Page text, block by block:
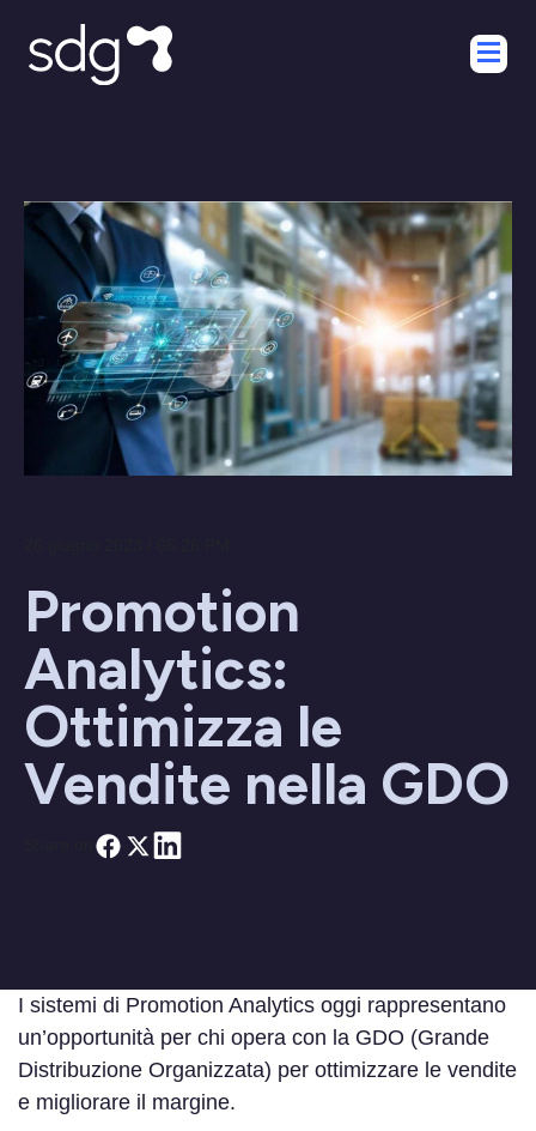
Promotion
Analytics:
Ottimizza le
Vendite nella GDO
I sistemi di Promotion Analytics oggi rappresentano
un’opportunità per chi opera con la GDO (Grande
Distribuzione Organizzata) per ottimizzare le vendite
e migliorare il margine.